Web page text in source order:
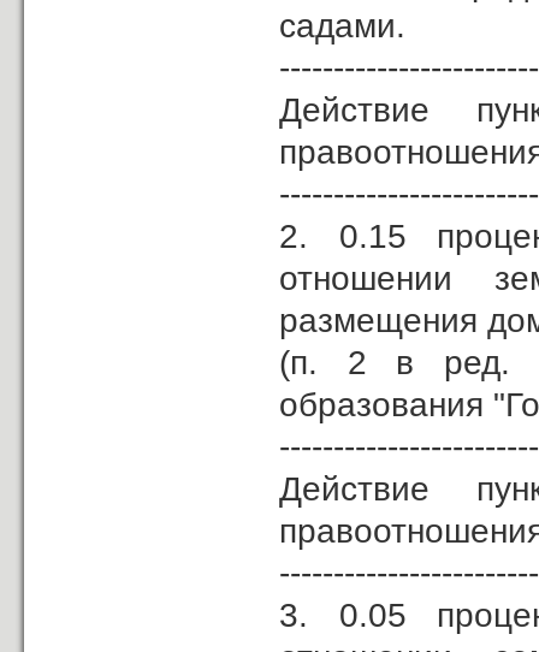
садами.
Действие
2. 0.15
отношении
размещения
(п. 2 в ред.
образования
Действие
3. 0.05